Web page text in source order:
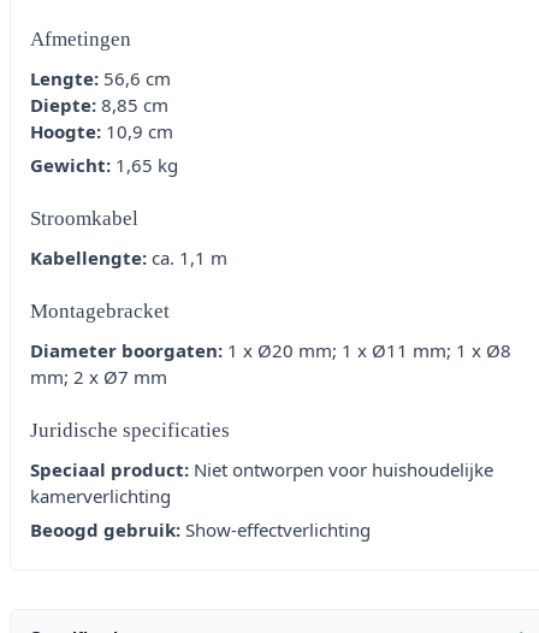
Afmetingen
Lengte: 56,6 cm
Diepte: 8,85 cm
Hoogte: 10,9 cm
Gewicht: 1,65 kg
Stroomkabel
Kabellengte: ca. 1,1 m
Montagebracket
Diameter boorgaten: 1 x Ø20 mm; 1 x Ø11 mm; 1 x Ø8
mm; 2 x Ø7 mm
Juridische specificaties
Speciaal product: Niet ontworpen voor huishoudelijke
kamerverlichting
Beoogd gebruik: Show-effectverlichting